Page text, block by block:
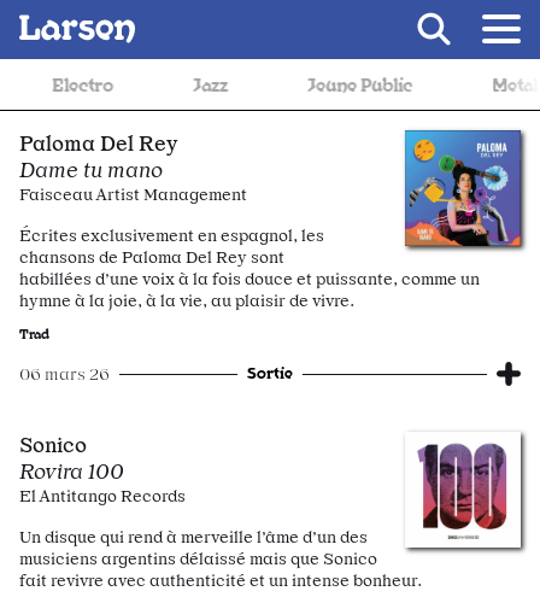
Jazz Jeune Public Metal
Paloma Del Rey
Dame tu mano
Faisceau Artist Management
Écrites exclusivement en espagnol, les
chansons de Paloma Del Rey sont
habillées d’une voix à la fois douce et puissante, comme un
hymne à la joie, à la vie, au plaisir de vivre.
Trad
06 mars 26 Sortie
Sonico
Rovira 100
El Antitango Records
Un disque qui rend à merveille l’âme d’un des
musiciens argentins délaissé mais que Sonico
fait revivre avec authenticité et un intense bonheur.